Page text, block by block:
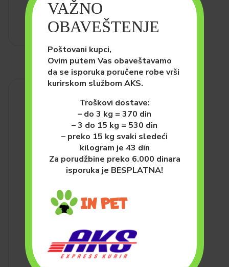
DODAJ U KORPU
VAŽNO
OBAVEŠTENJE
Poštovani kupci,
Ovim putem Vas obaveštavamo
da se isporuka poručene robe vrši
kurirskom službom AKS.
Troškovi dostave:
– do 3 kg = 370 din
– 3 do 15 kg = 530 din
– preko 15 kg svaki sledeći
kilogram je 43 din
Za porudžbine preko 6.000 dinara
isporuka je BESPLATNA!